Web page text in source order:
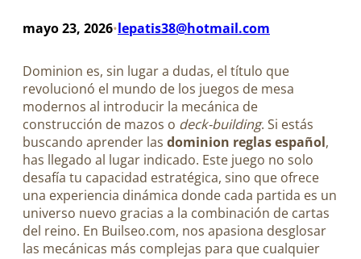
mayo 23, 2026•lepatis38@hotmail.com
Dominion es, sin lugar a dudas, el título que
revolucionó el mundo de los juegos de mesa
modernos al introducir la mecánica de
construcción de mazos o deck-building. Si estás
buscando aprender las dominion reglas español,
has llegado al lugar indicado. Este juego no solo
desafía tu capacidad estratégica, sino que ofrece
una experiencia dinámica donde cada partida es un
universo nuevo gracias a la combinación de cartas
del reino. En Builseo.com, nos apasiona desglosar
las mecánicas más complejas para que cualquier